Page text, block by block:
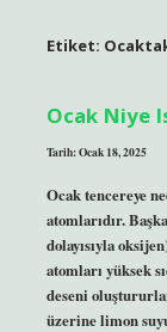
Etiket:
Ocak Niye
Tarih: Ocak 18, 2025
Ocak tencereye
atomlarıdır.
dolayısıyla
atomları yüksek
deseni
üzerine limon